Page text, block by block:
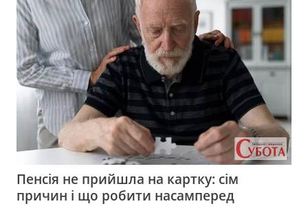
Пенсія не прийшла на картку: сім
причин і що робити насамперед